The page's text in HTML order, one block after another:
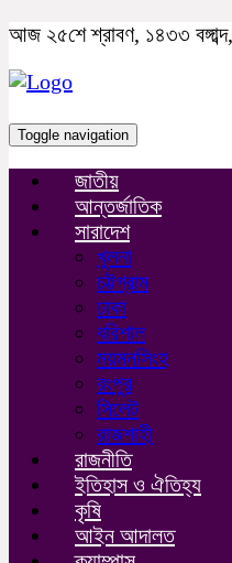
আজ ২৫শে শ্রাবণ, ১৪৩৩
Toggle navigation
জাতীয়
আন্তর্জাতিক
সারাদেশ
খুলনা
চট্টগ্রাম
ঢাকা
বরিশাল
ময়মনসিংহ
রংপুর
সিলেট
রাজশাহী
রাজনীতি
ইতিহাস ও ঐতিহ্য
কৃষি
আইন আদালত